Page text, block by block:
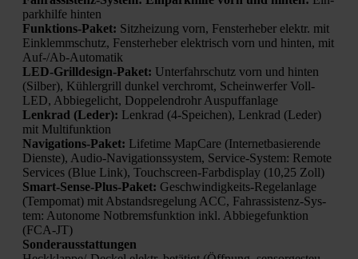
park­hil­fe hin­ten
Funk­ti­ons-Paket: Sitz­hei­zung vorn, Fens­ter­he­ber elektr. mit
Ein­klemm­schutz, Fens­ter­he­ber elek­trisch vorn und hin­ten, mit
Auf-/Ab-Auto­ma­tik
LED-Grill­de­sign-Paket: Unter­fahr­schutz vorn und hin­ten
(Sil­ber), Küh­ler­grill dun­kel ver­chromt, Schein­wer­fer Voll-
LED, Abbie­ge­licht, Dop­pel­end­rohr Aus­puff­an­la­ge
Lenk­rad (Leder): Lenk­rad (4‑Speichen), Lenk­rad (Leder)
mit Mul­ti­funk­ti­on
Navi­ga­ti­ons-Paket: Life­time Map­Ca­re (Inter­net­ba­sie­ren­de
Diens­te), Audio-Navi­ga­ti­ons­sys­tem, Ser­vice-Sys­tem: Remo­te
Ser­vices (Blue Link), Touch­screen-Farb­dis­play (10,25 Zoll)
Smart-Sen­se-Plus-Paket: Geschwin­dig­keits-Regel­an­la­ge
(Tem­po­mat) mit Abstands­re­ge­lung ACC, Fahr­as­sis­tenz-Sys­
tem: Auto­no­me Not­brems­funk­ti­on inkl. Abbie­ge­funk­ti­on
(FCA-JT)
Son­der­aus­stat­tun­gen